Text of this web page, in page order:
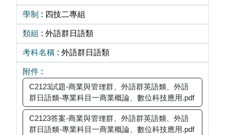
四技二專組
外語群日語類
外語群日語類
C2123試題-商業與管理群、外語群英語類、外語
群日語類-專業科目一商業概論、數位科技應用.pdf
C2123答案-商業與管理群、外語群英語類、外語
群日語類-專業科目一商業概論、數位科技應用.pdf